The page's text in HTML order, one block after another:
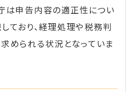
は申告内容の適正性につい
ており、経理処理や税務判
められる状況となっていま